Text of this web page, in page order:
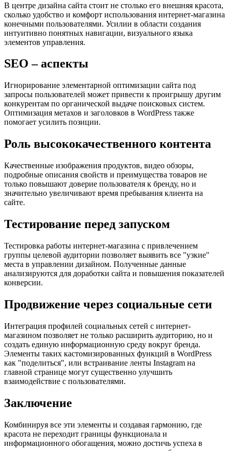
В центре дизайна сайта стоит не столько его внешняя красота,
сколько удобство и комфорт использования интернет-магазина
конечными пользователями. Усилии в области создания
интуитивно понятных навигации, визуального языка
элементов управления.
SEO – аспекты
Игнорирование элементарной оптимизации сайта под
запросы пользователей может привести к проигрышу другим
конкурентам по органической выдаче поисковых систем.
Оптимизация метахов и заголовков в WordPress также
помогает усилить позиции.
Роль высококачественного контента
Качественные изображения продуктов, видео обзоры,
подробные описания свойств и преимущества товаров не
только повышают доверие пользователя к бренду, но и
значительно увеличивают время пребывания клиента на
сайте.
Тестирование перед запуском
Тестировка работы интернет-магазина с привлечением
группы целевой аудитории позволяет выявить все "узкие"
места в управлении дизайном. Полученные данные
анализируются для доработки сайта и повышения показателей
конверсии.
Продвижение через социальные сети
Интеграция профилей социальных сетей с интернет-
магазином позволяет не только расширить аудиторию, но и
создать единую информационную среду вокруг бренда.
Элементы таких кастомизированных функций в WordPress
как "поделиться", или встраивание ленты Instagram на
главной странице могут существенно улучшить
взаимодействие с пользователями.
Заключение
Комбинируя все эти элементы и создавая гармонию, где
красота не переходит границы функционала и
информационного обогащения, можно достичь успеха в